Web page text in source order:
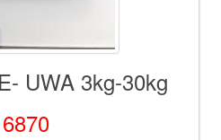
UWA 3kg-30kg